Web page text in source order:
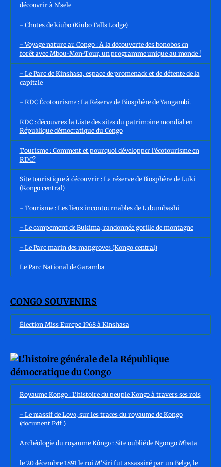
découvrir à N'sele
- Chutes de kiubo (Kiubo Falls Lodge)
- Voyage nature au Congo : À la découverte des bonobos en
forêt avec Mbou-Mon-Tour, un programme unique au monde !
- Le Parc de Kinshasa, espace de promenade et de détente de la
capitale
- RDC Écotourisme : La Réserve de Biosphère de Yangambi.
RDC : découvrez la Liste des sites du patrimoine mondial en
République démocratique du Congo
Tourisme : Comment et pourquoi développer l’écotourisme en
RDC?
Site touristique à découvrir : La réserve de Biosphère de Luki
(Kongo central)
- Tourisme : Les lieux incontournables de Lubumbashi
- Le campement de Bukima, randonnée gorille de montagne
- Le Parc marin des mangroves (Kongo central)
Le Parc National de Garamba
CONGO SOUVENIRS
Élection Miss Europe 1968 à Kinshasa
Royaume Kongo : L'histoire du peuple Kongo à travers ses rois
- Le massif de Lovo, sur les traces du royaume de Kongo
(document Pdf )
Archéologie du royaume Kôngo : Site oublié de Ngongo Mbata
le 20 décembre 1891 le roi M'Siri fut assassiné par un Belge, le